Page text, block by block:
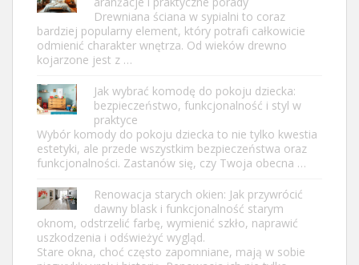
Drewniana ściana w sypialni to coraz
bardziej popularny element, który potrafi całkowicie
odmienić charakter wnętrza. Od wieków drewno
kojarzone jest z …
Jak wybrać komodę do pokoju dziecka:
bezpieczeństwo, funkcjonalność i styl w
praktyce
Wybór komody do pokoju dziecka to nie tylko kwestia
estetyki, ale przede wszystkim bezpieczeństwa oraz
funkcjonalności. Zastanów się, czy Twoja obecna …
Renowacja starych okien: Jak przywrócić
dawny blask i funkcjonalność starym
oknom, odstrzelić farbę, wymienić szkło, naprawić
uszkodzenia i odświeżyć wygląd.
Stare okna, choć często zapomniane, mają w sobie